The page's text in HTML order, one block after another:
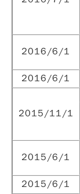
2016/6/1
2016/6/1
2015/11/1
2015/6/1
2015/6/1